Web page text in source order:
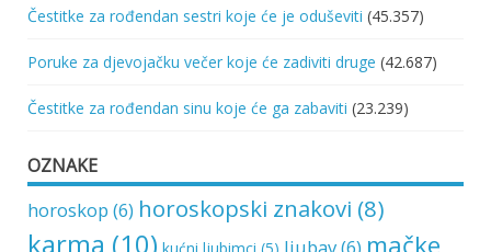
Čestitke za rođendan sestri koje će je oduševiti (45.357)
Poruke za djevojačku večer koje će zadiviti druge (42.687)
Čestitke za rođendan sinu koje će ga zabaviti (23.239)
OZNAKE
horoskop (6) horoskopski znakovi (8)
karma (10)
mačke